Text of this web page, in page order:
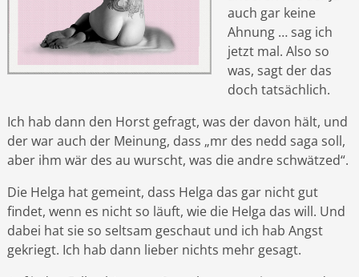
auch gar keine
Ahnung … sag ich
jetzt mal. Also so
was, sagt der das
doch tatsächlich.
Ich hab dann den Horst gefragt, was der davon hält, und
der war auch der Meinung, dass „mr des nedd saga soll,
aber ihm wär des au wurscht, was die andre schwätzed“.
Die Helga hat gemeint, dass Helga das gar nicht gut
findet, wenn es nicht so läuft, wie die Helga das will. Und
dabei hat sie so seltsam geschaut und ich hab Angst
gekriegt. Ich hab dann lieber nichts mehr gesagt.